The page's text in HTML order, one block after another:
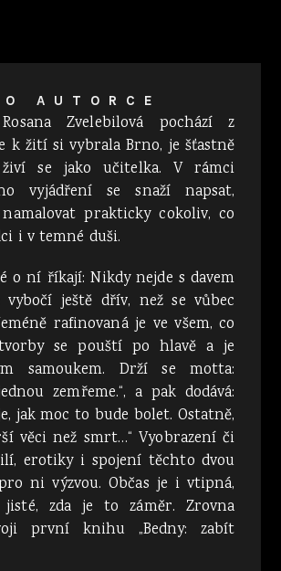
O AUTORCE
Zvelebilová pochází z
k žití si vybrala Brno, je šťastně
se jako učitelka. V rámci
vyjádření se snaží napsat,
prakticky cokoliv, co
i v temné duši.
o ní říkají: Nikdy nejde s davem
vybočí ještě dřív, než se vůbec
rafinovaná je ve všem, co
se pouští po hlavě a je
samoukem. Drží se motta:
zemřeme.“, a pak dodává:
jak moc to bude bolet. Ostatně,
věci než smrt…“ Vyobrazení či
erotiky i spojení těchto dvou
ni výzvou. Občas je i vtipná,
zda je to záměr. Zrovna
první knihu „Bedny: zabít